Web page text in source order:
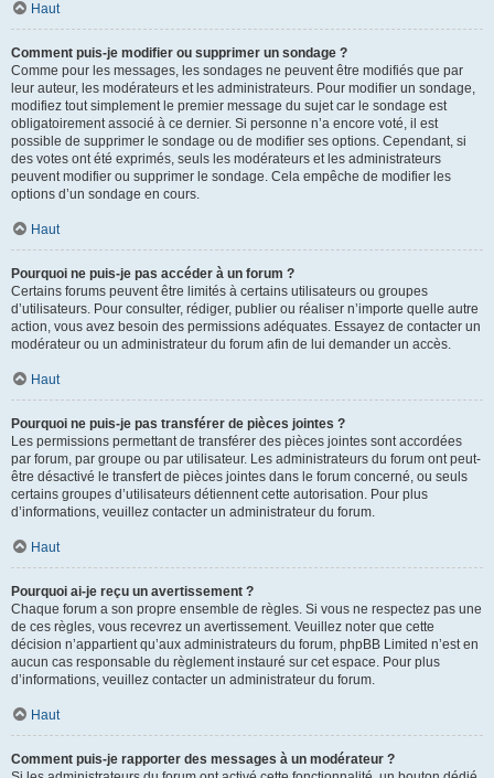
Haut
Comment puis-je modifier ou supprimer un sondage ?
Comme pour les messages, les sondages ne peuvent être modifiés que par
leur auteur, les modérateurs et les administrateurs. Pour modifier un sondage,
modifiez tout simplement le premier message du sujet car le sondage est
obligatoirement associé à ce dernier. Si personne n’a encore voté, il est
possible de supprimer le sondage ou de modifier ses options. Cependant, si
des votes ont été exprimés, seuls les modérateurs et les administrateurs
peuvent modifier ou supprimer le sondage. Cela empêche de modifier les
options d’un sondage en cours.
Haut
Pourquoi ne puis-je pas accéder à un forum ?
Certains forums peuvent être limités à certains utilisateurs ou groupes
d’utilisateurs. Pour consulter, rédiger, publier ou réaliser n’importe quelle autre
action, vous avez besoin des permissions adéquates. Essayez de contacter un
modérateur ou un administrateur du forum afin de lui demander un accès.
Haut
Pourquoi ne puis-je pas transférer de pièces jointes ?
Les permissions permettant de transférer des pièces jointes sont accordées
par forum, par groupe ou par utilisateur. Les administrateurs du forum ont peut-
être désactivé le transfert de pièces jointes dans le forum concerné, ou seuls
certains groupes d’utilisateurs détiennent cette autorisation. Pour plus
d’informations, veuillez contacter un administrateur du forum.
Haut
Pourquoi ai-je reçu un avertissement ?
Chaque forum a son propre ensemble de règles. Si vous ne respectez pas une
de ces règles, vous recevrez un avertissement. Veuillez noter que cette
décision n’appartient qu’aux administrateurs du forum, phpBB Limited n’est en
aucun cas responsable du règlement instauré sur cet espace. Pour plus
d’informations, veuillez contacter un administrateur du forum.
Haut
Comment puis-je rapporter des messages à un modérateur ?